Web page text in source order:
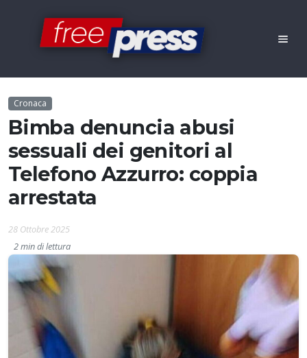
Cronaca
Bimba denuncia abusi
sessuali dei genitori al
Telefono Azzurro: coppia
arrestata
28 Ottobre 2025
2 min di lettura